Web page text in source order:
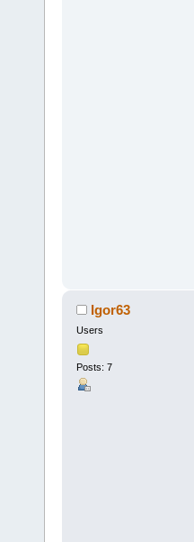
Igor63
Users
Posts: 7